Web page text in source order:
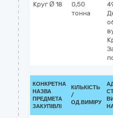
Круг Ø 18
0,50
тонна
КОНКРЕТНА
НАЗВА
ПРЕДМЕТА
ЗАКУПІВЛІ
КІЛЬКІСТЬ
/
ОД.ВИМІРУ